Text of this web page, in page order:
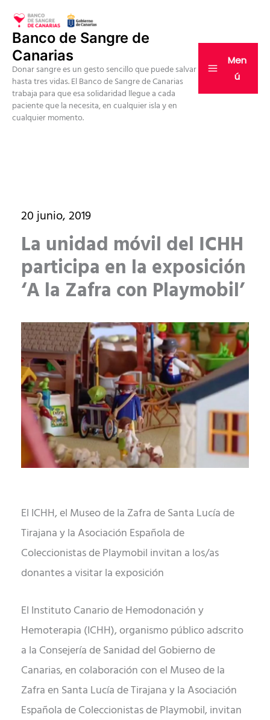
contenido
Banco de Sangre de
Canarias
Donar sangre es un gesto sencillo que puede salvar
hasta tres vidas. El Banco de Sangre de Canarias
trabaja para que esa solidaridad llegue a cada
paciente que la necesita, en cualquier isla y en
cualquier momento.
Men
ú
20 junio, 2019
La unidad móvil del ICHH
participa en la exposición
‘A la Zafra con Playmobil’
El ICHH, el Museo de la Zafra de Santa Lucía de
Tirajana y la Asociación Española de
Coleccionistas de Playmobil invitan a los/as
donantes a visitar la exposición
El Instituto Canario de Hemodonación y
Hemoterapia (ICHH), organismo público adscrito
a la Consejería de Sanidad del Gobierno de
Canarias, en colaboración con el Museo de la
Zafra en Santa Lucía de Tirajana y la Asociación
Española de Coleccionistas de Playmobil, invitan